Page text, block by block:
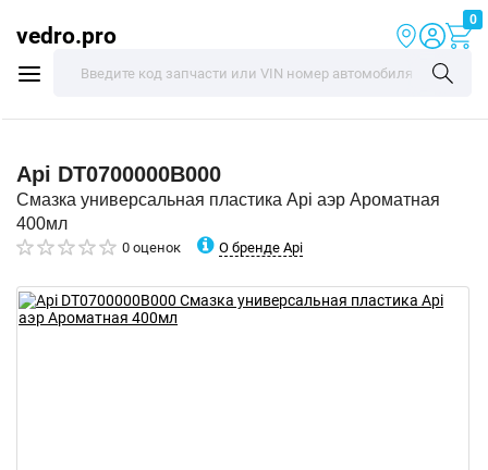
vedro.pro
0
Api DT0700000B000
Смазка универсальная пластика Api аэр Ароматная
400мл
0 оценок О бренде Api